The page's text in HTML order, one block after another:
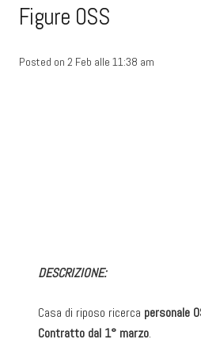
Figure OSS
Posted on 2 Feb alle 11:38 am
DESCRIZIONE:
Casa di riposo ricerca personale
Contratto dal 1° marzo.